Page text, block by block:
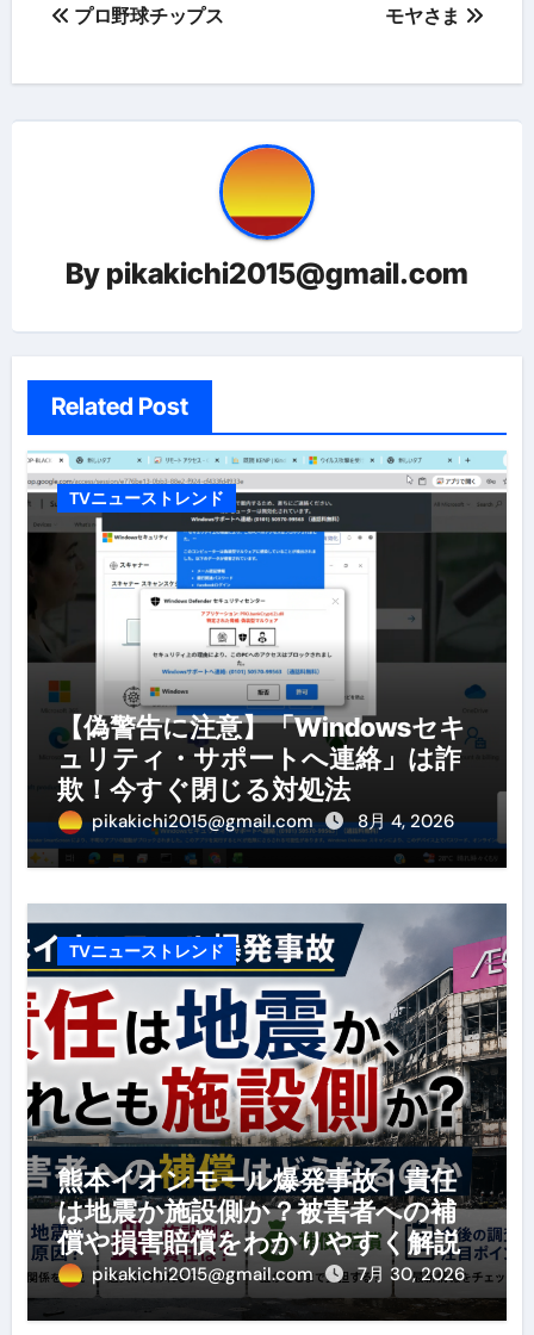
シ
ョ
ン
プロ野球チップス モヤさま
By pikakichi2015@gmail.com
Related Post
TVニューストレンド
【偽警告に注意】「Windowsセキ
ュリティ・サポートへ連絡」は詐
欺！今すぐ閉じる対処法
pikakichi2015@gmail.com 8月 4, 2026
TVニューストレンド
熊本イオンモール爆発事故｜責任
は地震か施設側か？被害者への補
償や損害賠償をわかりやすく解説
pikakichi2015@gmail.com 7月 30, 2026